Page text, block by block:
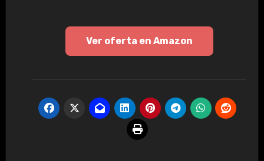
Ver oferta en Amazon